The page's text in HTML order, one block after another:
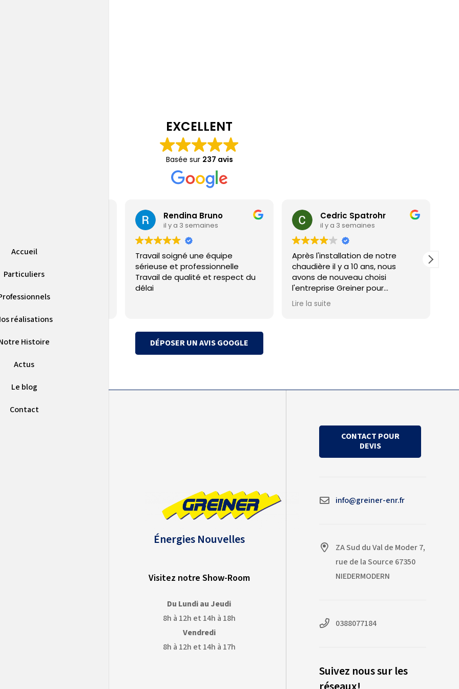
Accueil
Particuliers
réalisations
Histoire
Actus
Le blog
Contact
EXCELLENT
Basée sur 237 avis
sur la PAC installé et SAV
Rendina Bruno
il y a 3 semaines
Travail soigné une équipe
sérieuse et professionnelle
Travail de qualité et respect du
délai
Cedric Spatrohr
il y a 3 semaines
Après l'installation de notre
chaudière il y a 10 ans, nous
avons de nouveau choisi
l'entreprise Greiner pour
l'installation de notre
climatisation.
Un grand bravo à l'équipe
d'installateurs, Guillaume et
Théo, qui ont réalisé un travail de
professionnalisme !
Lire la suite
DÉPOSER UN AVIS GOOGLE
Énergies Nouvelles
Visitez notre Show-Room
Du Lundi au Jeudi
8h à 12h et 14h à 18h
Vendredi
8h à 12h et 14h à 17h
CONTACT POUR
DEVIS
info@greiner-enr.fr
ZA Sud du Val de Moder 7,
rue de la Source 67350
NIEDERMODERN
0388077184
Suivez nous sur les